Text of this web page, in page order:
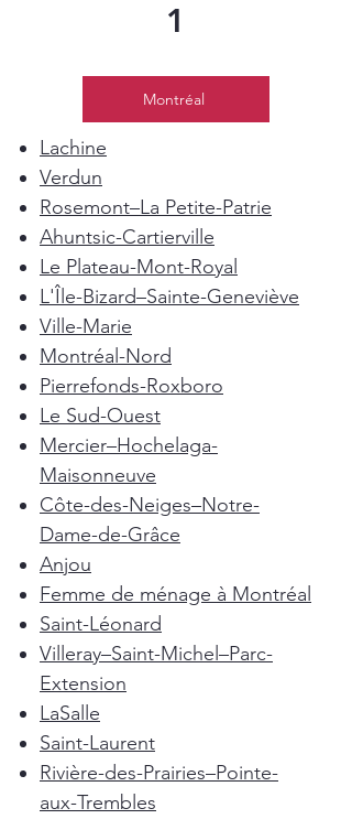
1
Montréal
Lachine
Verdun
Rosemont–La Petite-Patrie
Ahuntsic-Cartierville
Le Plateau-Mont-Royal
L'Île-Bizard–Sainte-Geneviève
Ville-Marie
Montréal-Nord
Pierrefonds-Roxboro
Le Sud-Ouest
Mercier–Hochelaga-
Maisonneuve
Côte-des-Neiges–Notre-
Dame-de-Grâce
Anjou
Femme de ménage à Montréal
Saint-Léonard
Villeray–Saint-Michel–Parc-
Extension
LaSalle
Saint-Laurent
Rivière-des-Prairies–Pointe-
aux-Trembles